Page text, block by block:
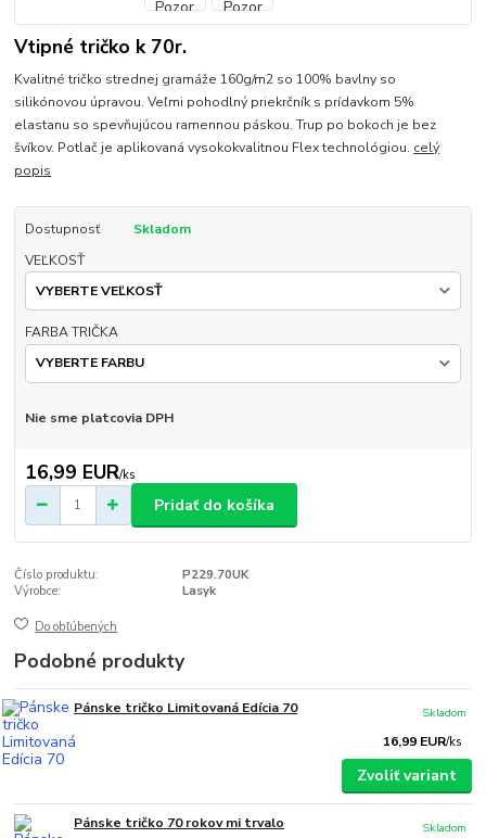
Vtipné tričko k 70r.
Kvalitné tričko strednej gramáže 160g/m2 so 100% bavlny so
silikónovou úpravou. Veľmi pohodlný priekrčník s prídavkom 5%
elastanu so spevňujúcou ramennou páskou. Trup po bokoch je bez
švíkov. Potlač je aplikovaná vysokokvalitnou Flex technológiou. celý
popis
Dostupnosť
Skladom
VEĽKOSŤ
FARBA TRIČKA
Nie sme platcovia DPH
16,99 EUR/ks
Pridať do košíka
Číslo produktu:
P229.70UK
Výrobce:
Lasyk
Do obľúbených
Podobné produkty
Pánske tričko Limitovaná Edícia 70
16,99 EUR/ks
Skladom
Zvoliť variant
Pánske tričko 70 rokov mi trvalo
Skladom